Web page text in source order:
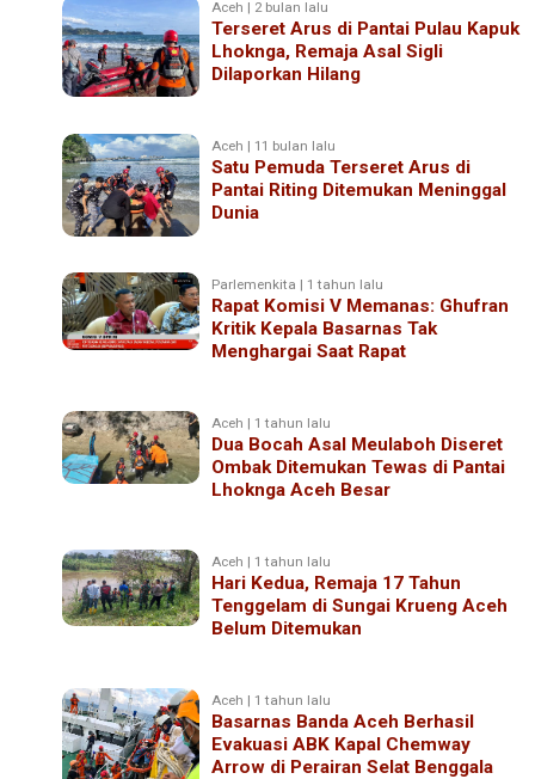
Aceh | 2 bulan lalu
Terseret Arus di Pantai Pulau Kapuk
Lhoknga, Remaja Asal Sigli
Dilaporkan Hilang
Aceh | 11 bulan lalu
Satu Pemuda Terseret Arus di
Pantai Riting Ditemukan Meninggal
Dunia
Parlemenkita | 1 tahun lalu
Rapat Komisi V Memanas: Ghufran
Kritik Kepala Basarnas Tak
Menghargai Saat Rapat
Aceh | 1 tahun lalu
Dua Bocah Asal Meulaboh Diseret
Ombak Ditemukan Tewas di Pantai
Lhoknga Aceh Besar
Aceh | 1 tahun lalu
Hari Kedua, Remaja 17 Tahun
Tenggelam di Sungai Krueng Aceh
Belum Ditemukan
Aceh | 1 tahun lalu
Basarnas Banda Aceh Berhasil
Evakuasi ABK Kapal Chemway
Arrow di Perairan Selat Benggala